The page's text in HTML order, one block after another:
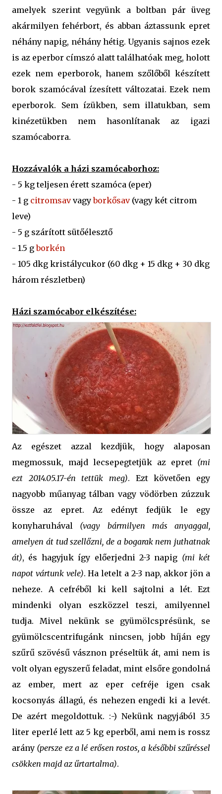
amelyek szerint vegyünk a boltban pár üveg
akármilyen fehérbort, és abban áztassunk epret
néhány napig, néhány hétig. Ugyanis sajnos ezek
is az eperbor címszó alatt találhatóak meg, holott
ezek nem eperborok, hanem szőlőből készített
borok szamócával ízesített változatai. Ezek nem
eperborok. Sem ízükben, sem illatukban, sem
kinézetükben nem hasonlítanak az igazi
szamócaborra.
Hozzávalók a házi szamócaborhoz:
- 5 kg teljesen érett szamóca (eper)
- 1 g citromsavvagyborkősav(vagy két citrom
leve)
- 5 g szárított sütőélesztő
- 1.5 gborkén
- 105 dkg kristálycukor (60 dkg + 15 dkg + 30 dkg
három részletben)
Házi szamócabor elkészítése:
Az egészet azzal kezdjük, hogy alaposan
megmossuk, majd lecsepegtetjük az epret (mi
ezt 2014.05.17-én tettük meg). Ezt követően egy
nagyobb műanyag tálban vagy vödörben zúzzuk
össze az epret. Az edényt fedjük le egy
konyharuhával (vagy bármilyen más anyaggal,
amelyen át tud szellőzni, de a bogarak nem juthatnak
át), és hagyjuk így előerjedni 2-3 napig (mi két
napot vártunk vele). Ha letelt a 2-3 nap, akkor jön a
neheze. A cefréből ki kell sajtolni a lét. Ezt
mindenki olyan eszközzel teszi, amilyennel
tudja. Mivel nekünk se gyümölcsprésünk, se
gyümölcscentrifugánk nincsen, jobb híján egy
szűrű szövésű vásznon préseltük át, ami nem is
volt olyan egyszerű feladat, mint elsőre gondolná
az ember, mert az eper cefréje igen csak
kocsonyás állagú, és nehezen engedi ki a levét.
De azért megoldottuk. :-) Nekünk nagyjából 3.5
liter eperlé lett az 5 kg eperből, ami nem is rossz
arány (persze ez a lé erősen rostos, a későbbi szűréssel
csökken majd az űrtartalma).